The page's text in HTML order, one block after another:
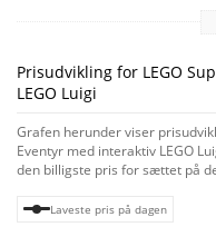
Yoshi og en Boo. Bevæg
undervejs. Hils på Pink Baby
Boo, der gemmer sig i træet,
svampeplatformen for at vælte
rummer cool tips til forskellige
sikker platform, hvor børn kan
legemuligheder og skab unikke
sortiment.
Prisudvikling for LEGO
LEGO Luigi
Grafen herunder viser
Eventyr med interaktiv LEGO
den billigste pris for sættet på
Laveste pris på dagen